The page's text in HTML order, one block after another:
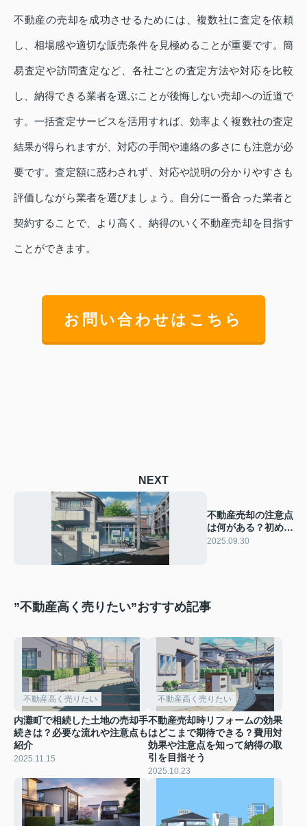
不動産の売却を成功させるためには、複数社に査定を依頼
し、相場感や適切な販売条件を見極めることが重要です。簡
易査定や訪問査定など、各社ごとの査定方法や対応を比較
し、納得できる業者を選ぶことが後悔しない売却への近道で
す。一括査定サービスを活用すれば、効率よく複数社の査定
結果が得られますが、対応の手間や連絡の多さにも注意が必
要です。査定額に惑わされず、対応や説明の分かりやすさも
評価しながら業者を選びましょう。自分に一番合った業者と
契約することで、より高く、納得のいく不動産売却を目指す
ことができます。
お問い合わせはこちら
NEXT
不動産売却の注意点
は何がある？初めて
の手続きで知ってお
2025.09.30
”不動産高く売りたい”おすすめ記事
不動産高く売りたい
内灘町で相続した土地の売却手
続きは？必要な流れや注意点も
紹介
2025.11.15
不動産高く売りたい
不動産売却時リフォームの効果
はどこまで期待できる？費用対
効果や注意点を知って納得の取
引を目指そう
2025.10.23